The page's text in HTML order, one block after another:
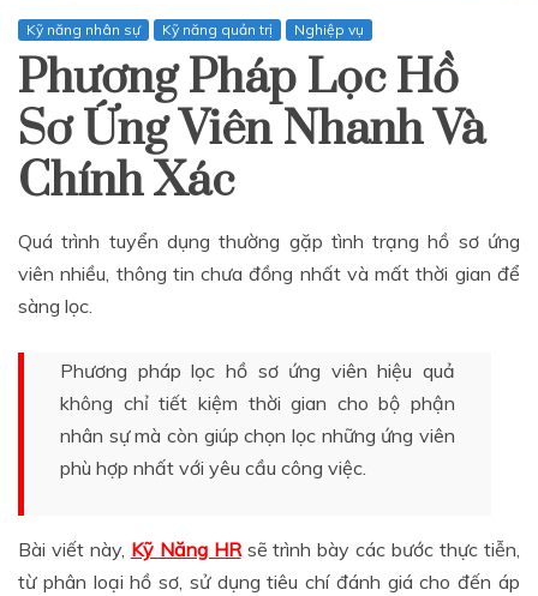
Kỹ năng nhân sự Kỹ năng quản trị Nghiệp vụ
Phương Pháp Lọc Hồ
Sơ Ứng Viên Nhanh Và
Chính Xác
Quá trình tuyển dụng thường gặp tình trạng hồ sơ ứng
viên nhiều, thông tin chưa đồng nhất và mất thời gian để
sàng lọc.
Phương pháp lọc hồ sơ ứng viên hiệu quả
không chỉ tiết kiệm thời gian cho bộ phận
nhân sự mà còn giúp chọn lọc những ứng viên
phù hợp nhất với yêu cầu công việc.
Bài viết này, Kỹ Năng HR sẽ trình bày các bước thực tiễn,
từ phân loại hồ sơ, sử dụng tiêu chí đánh giá cho đến áp